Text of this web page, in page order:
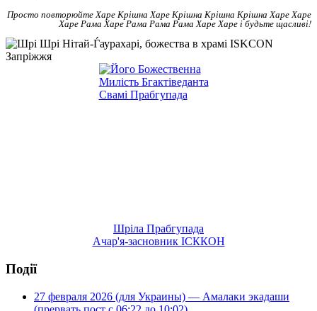
Просто повторюйте Харе Крішна Харе Крішна Крішна Крішна Харе Харе
Харе Рама Харе Рама Рама Рама Харе Харе і будьте щасливі!
Шріла Прабгупада
Ачар'я-засновник ІСККОН
Події
27 февраля 2026 (для Украины) — Амалаки экадаши